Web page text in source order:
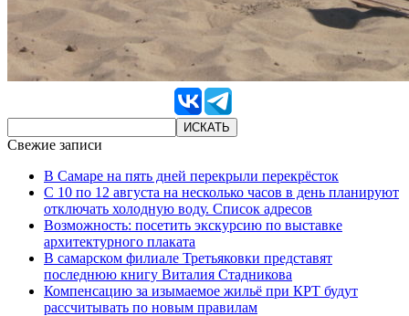
Свежие записи
В Самаре на пять дней перекрыли перекрёсток
С 10 по 12 августа на несколько часов в день планируют
отключать холодную воду. Список адресов
Возможность: посетить экскурсию по выставке
архитектурного плаката
В самарском филиале Третьяковки представят
последнюю книгу Виталия Стадникова
Компенсацию за изымаемое жильё при КРТ будут
рассчитывать по новым правилам